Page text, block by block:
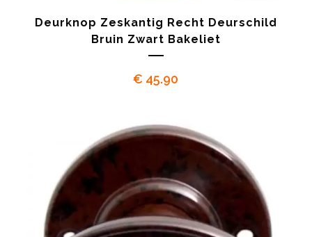
Deurknop Zeskantig Recht Deurschild
Bruin Zwart Bakeliet
€ 45.90